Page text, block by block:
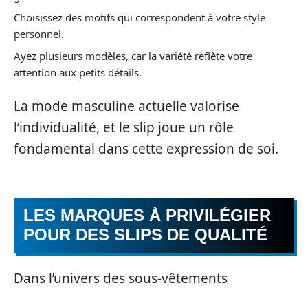
Choisissez des motifs qui correspondent à votre style
personnel.
Ayez plusieurs modèles, car la variété reflète votre
attention aux petits détails.
La mode masculine actuelle valorise
l’individualité, et le slip joue un rôle
fondamental dans cette expression de soi.
LES MARQUES À PRIVILÉGIER
POUR DES SLIPS DE QUALITÉ
Dans l’univers des sous-vêtements